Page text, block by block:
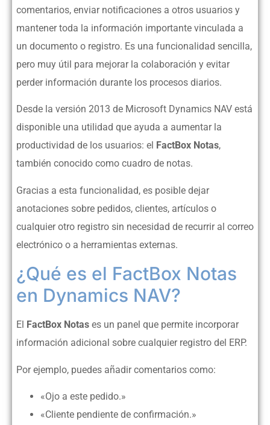
comentarios, enviar notificaciones a otros usuarios y
mantener toda la información importante vinculada a
un documento o registro. Es una funcionalidad sencilla,
pero muy útil para mejorar la colaboración y evitar
perder información durante los procesos diarios.
Desde la versión 2013 de Microsoft Dynamics NAV está
disponible una utilidad que ayuda a aumentar la
productividad de los usuarios: el FactBox Notas,
también conocido como cuadro de notas.
Gracias a esta funcionalidad, es posible dejar
anotaciones sobre pedidos, clientes, artículos o
cualquier otro registro sin necesidad de recurrir al correo
electrónico o a herramientas externas.
¿Qué es el FactBox Notas
en Dynamics NAV?
El FactBox Notas es un panel que permite incorporar
información adicional sobre cualquier registro del ERP.
Por ejemplo, puedes añadir comentarios como:
«Ojo a este pedido.»
«Cliente pendiente de confirmación.»